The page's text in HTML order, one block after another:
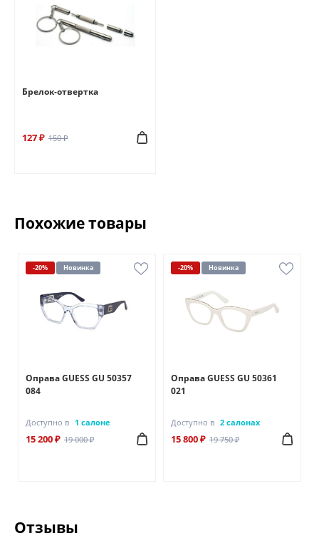
Брелок-отвертка
127 ₽ 150 ₽
Похожие товары
-20% Новинка
Оправа GUESS GU 50357
084
Доступно в 1 салоне
15 200 ₽ 19 000 ₽
-20% Новинка
Оправа GUESS GU 50361
021
Доступно в 2 салонах
15 800 ₽ 19 750 ₽
Отзывы